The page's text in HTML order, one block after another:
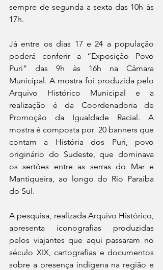
sempre de segunda a sexta das 10h às
17h.
Já entre os dias 17 e 24 a população
poderá conferir a “Exposição Povo
Puri” das 9h às 16h na Câmara
Municipal. A mostra foi produzida pelo
Arquivo Histórico Municipal e a
realização é da Coordenadoria de
Promoção da Igualdade Racial. A
mostra é composta por  20 banners que
contam a História dos Puri, povo
originário do Sudeste, que dominava
os sertões entre as serras do Mar e
Mantiqueira, ao longo do Rio Paraíba
do Sul.
A pesquisa, realizada Arquivo Histórico,
apresenta iconografias produzidas
pelos viajantes que aqui passaram no
século XIX, cartografias e documentos
sobre a presença indígena na região e